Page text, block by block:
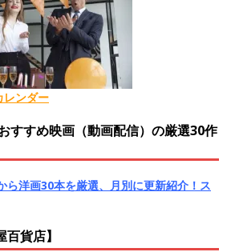
ンダー
すすめ映画（動画配信）の厳選30作
ら洋画30本を厳選、月別に更新紹介！ス
貨店】